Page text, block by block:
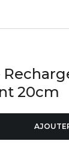
20cm